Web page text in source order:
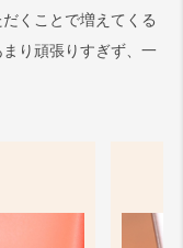
くことで増えてくる
り頑張りすぎず、一